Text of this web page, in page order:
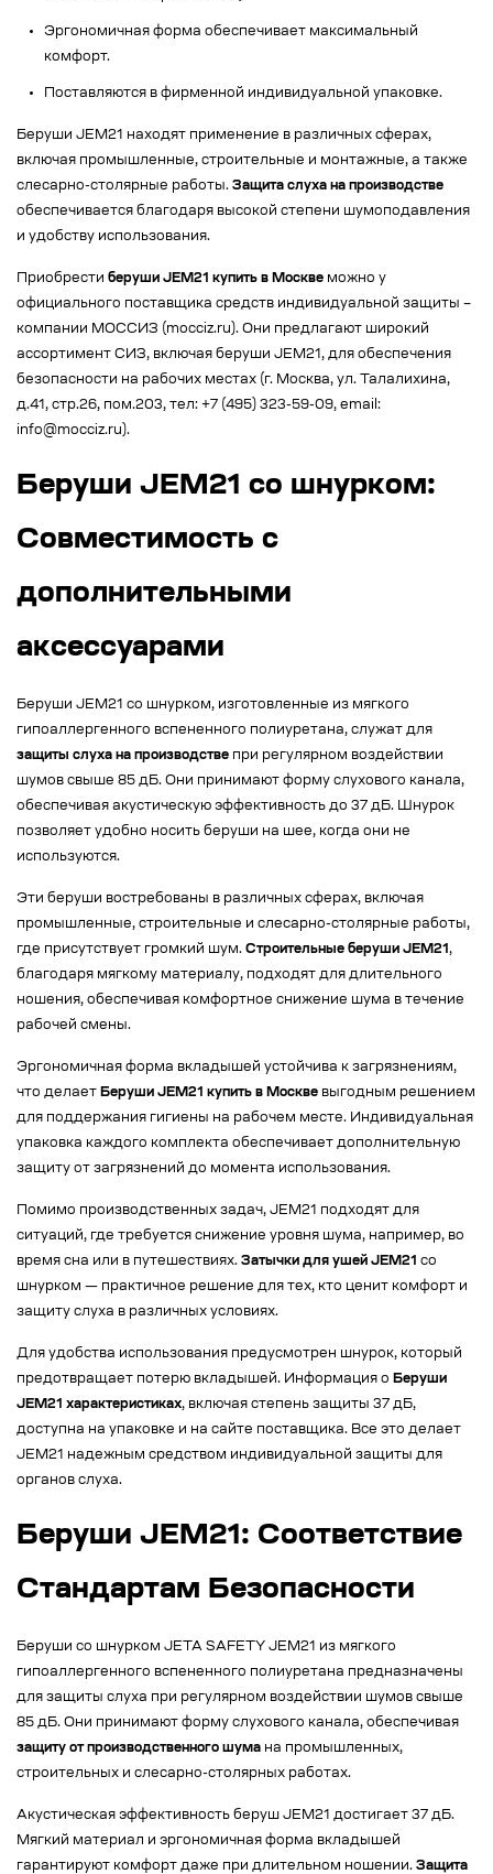
Эргономичная форма обеспечивает максимальный
комфорт.
Поставляются в фирменной индивидуальной упаковке.
Беруши JEM21 находят применение в различных сферах,
включая промышленные, строительные и монтажные, а также
слесарно-столярные работы. Защита слуха на производстве
обеспечивается благодаря высокой степени шумоподавления
и удобству использования.
Приобрести беруши JEM21 купить в Москве можно у
официального поставщика средств индивидуальной защиты –
компании МОССИЗ (mocciz.ru). Они предлагают широкий
ассортимент СИЗ, включая беруши JEM21, для обеспечения
безопасности на рабочих местах (г. Москва, ул. Талалихина,
д.41, стр.26, пом.203, тел: +7 (495) 323-59-09, email:
info@mocciz.ru).
Беруши JEM21 со шнурком:
Совместимость с
дополнительными
аксессуарами
Беруши JEM21 со шнурком, изготовленные из мягкого
гипоаллергенного вспененного полиуретана, служат для
защиты слуха на производстве при регулярном воздействии
шумов свыше 85 дБ. Они принимают форму слухового канала,
обеспечивая акустическую эффективность до 37 дБ. Шнурок
позволяет удобно носить беруши на шее, когда они не
используются.
Эти беруши востребованы в различных сферах, включая
промышленные, строительные и слесарно-столярные работы,
где присутствует громкий шум. Строительные беруши JEM21,
благодаря мягкому материалу, подходят для длительного
ношения, обеспечивая комфортное снижение шума в течение
рабочей смены.
Эргономичная форма вкладышей устойчива к загрязнениям,
что делает Беруши JEM21 купить в Москве выгодным решением
для поддержания гигиены на рабочем месте. Индивидуальная
упаковка каждого комплекта обеспечивает дополнительную
защиту от загрязнений до момента использования.
Помимо производственных задач, JEM21 подходят для
ситуаций, где требуется снижение уровня шума, например, во
время сна или в путешествиях. Затычки для ушей JEM21 со
шнурком — практичное решение для тех, кто ценит комфорт и
защиту слуха в различных условиях.
Для удобства использования предусмотрен шнурок, который
предотвращает потерю вкладышей. Информация о Беруши
JEM21 характеристиках, включая степень защиты 37 дБ,
доступна на упаковке и на сайте поставщика. Все это делает
JEM21 надежным средством индивидуальной защиты для
органов слуха.
Беруши JEM21: Соответствие
Стандартам Безопасности
Беруши со шнурком JETA SAFETY JEM21 из мягкого
гипоаллергенного вспененного полиуретана предназначены
для защиты слуха при регулярном воздействии шумов свыше
85 дБ. Они принимают форму слухового канала, обеспечивая
защиту от производственного шума на промышленных,
строительных и слесарно-столярных работах.
Акустическая эффективность беруш JEM21 достигает 37 дБ.
Мягкий материал и эргономичная форма вкладышей
гарантируют комфорт даже при длительном ношении. Защита